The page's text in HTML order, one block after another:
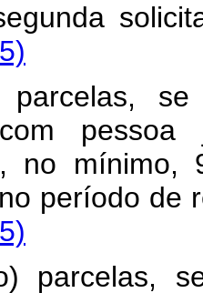
segunda
se
com
no
no
parcelas,